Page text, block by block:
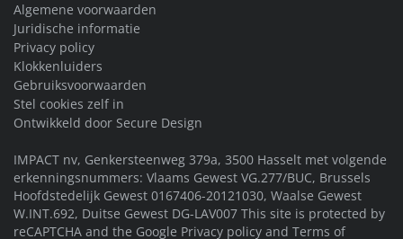
Algemene voorwaarden
Juridische informatie
Privacy policy
Klokkenluiders
Gebruiksvoorwaarden
Stel cookies zelf in
Ontwikkeld door Secure Design
IMPACT nv, Genkersteenweg 379a, 3500 Hasselt met volgende
erkenningsnummers: Vlaams Gewest VG.277/BUC, Brussels
Hoofdstedelijk Gewest 0167406-20121030, Waalse Gewest
W.INT.692, Duitse Gewest DG-LAV007 This site is protected by
reCAPTCHA and the Google Privacy policy and Terms of